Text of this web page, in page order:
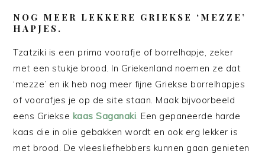
NOG MEER LEKKERE GRIEKSE ‘MEZZE’
HAPJES.
Tzatziki is een prima voorafje of borrelhapje, zeker
met een stukje brood. In Griekenland noemen ze dat
‘mezze’ en ik heb nog meer fijne Griekse borrelhapjes
of voorafjes je op de site staan. Maak bijvoorbeeld
eens Griekse kaas Saganaki. Een gepaneerde harde
kaas die in olie gebakken wordt en ook erg lekker is
met brood. De vleesliefhebbers kunnen gaan genieten